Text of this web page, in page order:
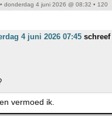
• donderdag 4 juni 2026 @ 08:32 • 120
4 juni 2026 07:45 schreef
vermoed ik.